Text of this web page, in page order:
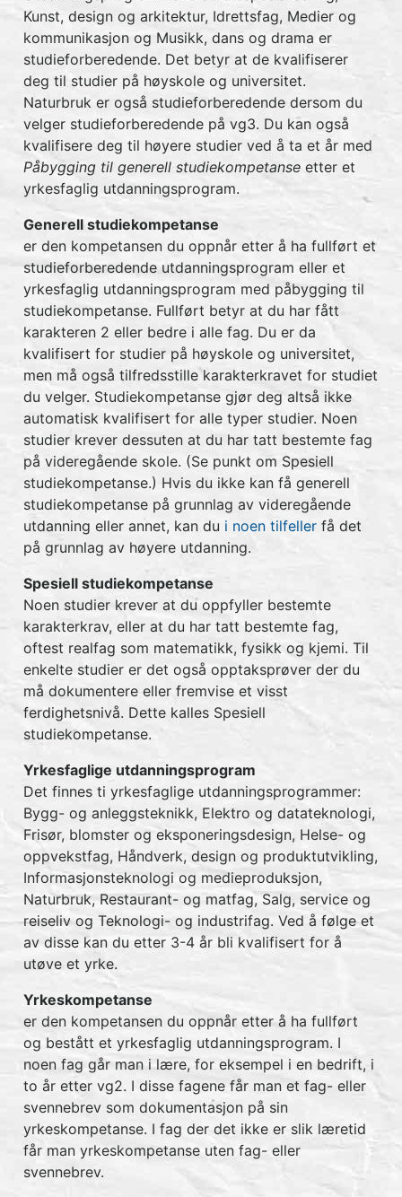
Kunst, design og arkitektur, Idrettsfag, Medier og
kommunikasjon og Musikk, dans og drama er
studieforberedende. Det betyr at de kvalifiserer
deg til studier på høyskole og universitet.
Naturbruk er også studieforberedende dersom du
velger studieforberedende på vg3. Du kan også
kvalifisere deg til høyere studier ved å ta et år med
Påbygging til generell studiekompetanse etter et
yrkesfaglig utdanningsprogram.
Generell studiekompetanse
er den kompetansen du oppnår etter å ha fullført et
studieforberedende utdanningsprogram eller et
yrkesfaglig utdanningsprogram med påbygging til
studiekompetanse. Fullført betyr at du har fått
karakteren 2 eller bedre i alle fag. Du er da
kvalifisert for studier på høyskole og universitet,
men må også tilfredsstille karakterkravet for studiet
du velger. Studiekompetanse gjør deg altså ikke
automatisk kvalifisert for alle typer studier. Noen
studier krever dessuten at du har tatt bestemte fag
på videregående skole. (Se punkt om Spesiell
studiekompetanse.) Hvis du ikke kan få generell
studiekompetanse på grunnlag av videregående
utdanning eller annet, kan du i noen tilfeller få det
på grunnlag av høyere utdanning.
Spesiell studiekompetanse
Noen studier krever at du oppfyller bestemte
karakterkrav, eller at du har tatt bestemte fag,
oftest realfag som matematikk, fysikk og kjemi. Til
enkelte studier er det også opptaksprøver der du
må dokumentere eller fremvise et visst
ferdighetsnivå. Dette kalles Spesiell
studiekompetanse.
Yrkesfaglige utdanningsprogram
Det finnes ti yrkesfaglige utdanningsprogrammer:
Bygg- og anleggsteknikk, Elektro og datateknologi,
Frisør, blomster og eksponeringsdesign, Helse- og
oppvekstfag, Håndverk, design og produktutvikling,
Informasjonsteknologi og medieproduksjon,
Naturbruk, Restaurant- og matfag, Salg, service og
reiseliv og Teknologi- og industrifag. Ved å følge et
av disse kan du etter 3-4 år bli kvalifisert for å
utøve et yrke.
Yrkeskompetanse
er den kompetansen du oppnår etter å ha fullført
og bestått et yrkesfaglig utdanningsprogram. I
noen fag går man i lære, for eksempel i en bedrift, i
to år etter vg2. I disse fagene får man et fag- eller
svennebrev som dokumentasjon på sin
yrkeskompetanse. I fag der det ikke er slik læretid
får man yrkeskompetanse uten fag- eller
svennebrev.